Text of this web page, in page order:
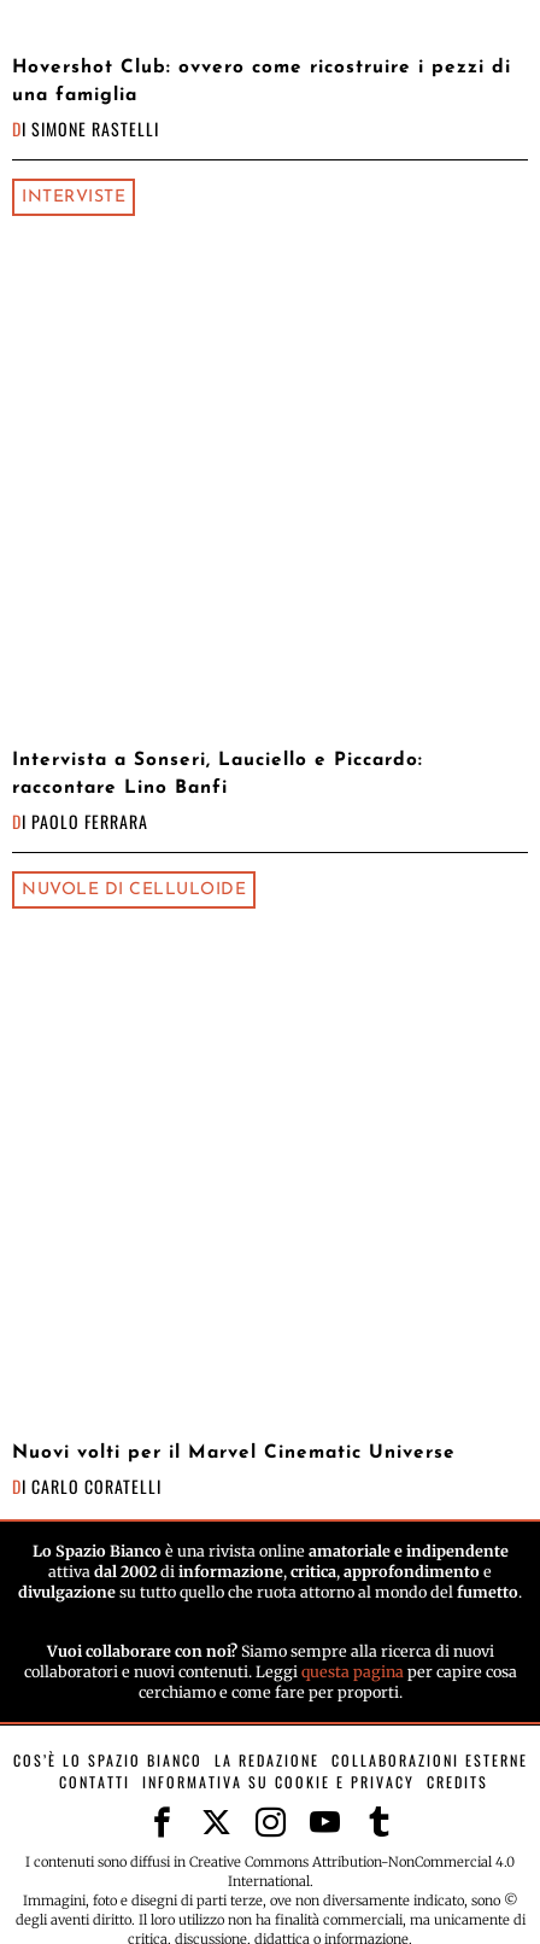
Hovershot Club: ovvero come ricostruire i pezzi di
una famiglia
DI SIMONE RASTELLI
INTERVISTE
Intervista a Sonseri, Lauciello e Piccardo:
raccontare Lino Banfi
DI PAOLO FERRARA
NUVOLE DI CELLULOIDE
Nuovi volti per il Marvel Cinematic Universe
DI CARLO CORATELLI
Lo Spazio Biancoè una rivista online amatoriale e indipendente
attiva dal 2002 di informazione, critica, approfondimento e
divulgazione su tutto quello che ruota attorno al mondo del fumetto.
Vuoi collaborare con noi? Siamo sempre alla ricerca di nuovi
collaboratori e nuovi contenuti. Leggi questa paginaper capire cosa
cerchiamo e come fare per proporti.
COS’È LO SPAZIO BIANCO LA REDAZIONE
COLLABORAZIONI ESTERNE
CONTATTI
INFORMATIVA SU COOKIE E PRIVACY CREDITS
I contenuti sono diffusi in Creative Commons Attribution-NonCommercial 4.0
International.
Immagini, foto e disegni di parti terze, ove non diversamente indicato, sono ©
degli aventi diritto. Il loro utilizzo non ha finalità commerciali, ma unicamente di
critica, discussione, didattica o informazione.